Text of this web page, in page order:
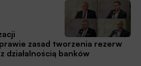
Łódzkiego.
zasad tworzenia rezerw
działalnością banków